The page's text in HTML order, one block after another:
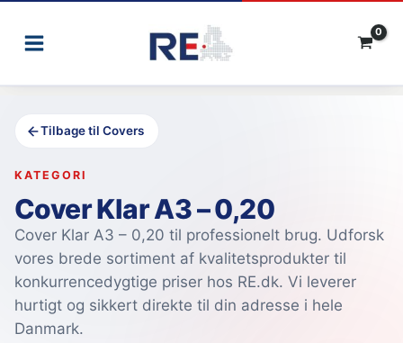
Tilbage til Covers
KATEGORI
Cover Klar A3 – 0,20
Cover Klar A3 – 0,20 til professionelt brug. Udforsk
vores brede sortiment af kvalitetsprodukter til
konkurrencedygtige priser hos RE.dk. Vi leverer
hurtigt og sikkert direkte til din adresse i hele
Danmark.